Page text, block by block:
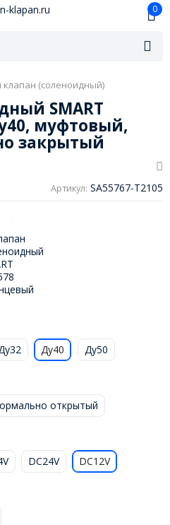
0
(соленоидный)
SMART
муфтовый,
закрытый
Артикул: SA55767-T2105
Ду40 Ду50
открытый
DC24V DC12V